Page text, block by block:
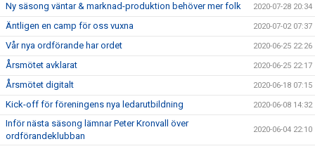
Ny säsong väntar & marknad-produktion behöver mer folk 2020-07-28 20:34
Äntligen en camp för oss vuxna 2020-07-02 07:37
Vår nya ordförande har ordet 2020-06-25 22:26
Årsmötet avklarat 2020-06-25 22:17
Årsmötet digitalt 2020-06-18 07:15
Kick-off för föreningens nya ledarutbildning 2020-06-08 14:32
Inför nästa säsong lämnar Peter Kronvall över
ordförandeklubban
2020-06-04 22:10